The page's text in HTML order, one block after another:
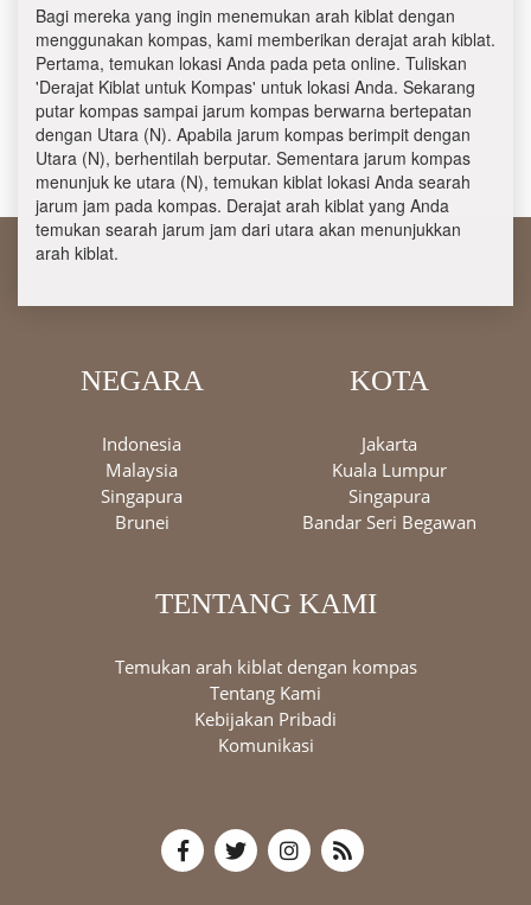
Bagi mereka yang ingin menemukan arah kiblat dengan
menggunakan kompas, kami memberikan derajat arah kiblat.
Pertama, temukan lokasi Anda pada peta online. Tuliskan
'Derajat Kiblat untuk Kompas' untuk lokasi Anda. Sekarang
putar kompas sampai jarum kompas berwarna bertepatan
dengan Utara (N). Apabila jarum kompas berimpit dengan
Utara (N), berhentilah berputar. Sementara jarum kompas
menunjuk ke utara (N), temukan kiblat lokasi Anda searah
jarum jam pada kompas. Derajat arah kiblat yang Anda
temukan searah jarum jam dari utara akan menunjukkan
arah kiblat.
NEGARA
Indonesia
Malaysia
Singapura
Brunei
KOTA
Jakarta
Kuala Lumpur
Singapura
Bandar Seri Begawan
TENTANG KAMI
Temukan arah kiblat dengan kompas
Tentang Kami
Kebijakan Pribadi
Komunikasi